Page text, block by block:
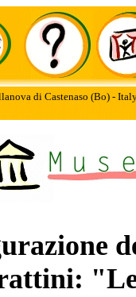
di Castenaso (Bo) -